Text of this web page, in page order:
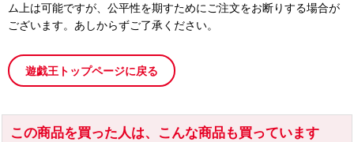
ム上は可能ですが、公平性を期すためにご注文をお断りする場合が
ございます。あしからずご了承ください。
遊戯王トップページに戻る
この商品を買った人は、こんな商品も買っています